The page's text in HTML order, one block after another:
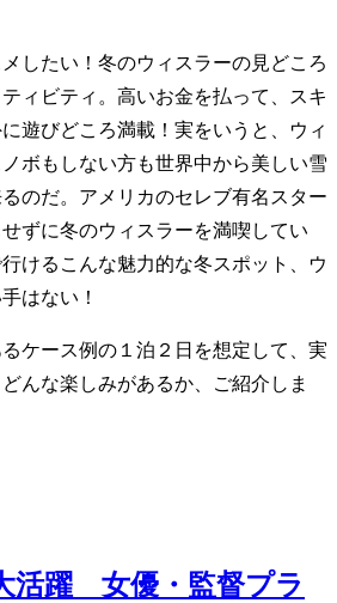
したい！冬のウィスラーの見どころ
ィビティ。高いお金を払って、スキ
遊びどころ満載！実をいうと、ウィ
ボもしない方も世界中から美しい雪
のだ。アメリカのセレブ有名スター
ずに冬のウィスラーを満喫してい
けるこんな魅力的な冬スポット、ウ
はない！
ケース例の１泊２日を想定して、実
んな楽しみがあるか、ご紹介しま
活躍 女優・監督プラ